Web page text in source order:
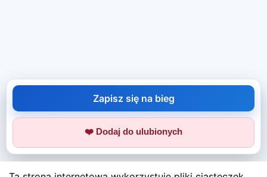
Zapisz się na bieg
❤️ Dodaj do ulubionych